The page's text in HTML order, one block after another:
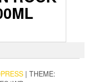
| THEME: